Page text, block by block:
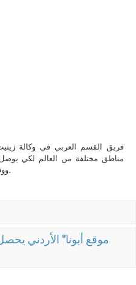
فريق القسم العربي في وكالة
مناطق مختلفة من العالم لكي
ووقع صدى الإنجيل الحي.